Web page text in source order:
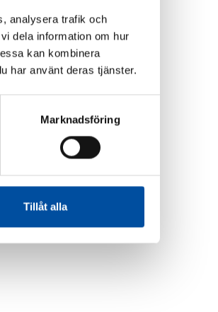
analysera trafik och
dela information om hur
kan kombinera
har använt deras tjänster.
Marknadsföring
Tillåt alla